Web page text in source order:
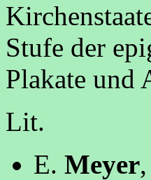
Stufe der
Plakate und
Lit.
E. Meyer